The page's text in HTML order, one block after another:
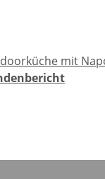
mit